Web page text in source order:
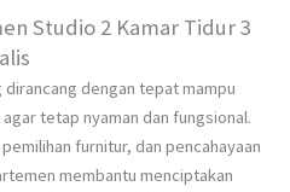
Studio 2 Kamar Tidur 3
dengan tepat mampu
tetap nyaman dan fungsional.
furnitur, dan pencahayaan
membantu menciptakan